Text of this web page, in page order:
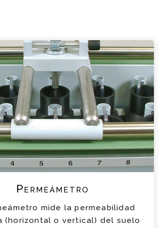
Permeámetro
mide la permeabilidad
(horizontal o vertical) del suelo